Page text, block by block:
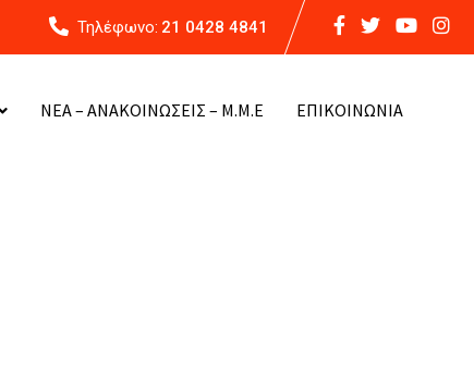
Τηλέφωνο: 21 0428 4841
ΝΕΑ – ΑΝΑΚΟΙΝΩΣΕΙΣ – Μ.Μ.Ε ΕΠΙΚΟΙΝΩΝΙΑ